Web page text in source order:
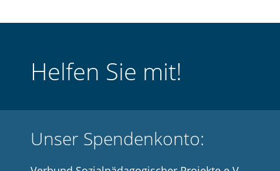
Helfen Sie mit!
Unser Spendenkonto: